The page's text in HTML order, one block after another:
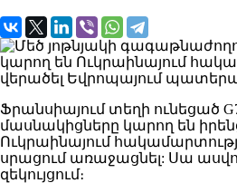
Ֆրանսիայում տեղի ունեցած
մասնակիցները կարող են
Ուկրաինայում
սրացում առաջացնել: Սա
զեկույցում։